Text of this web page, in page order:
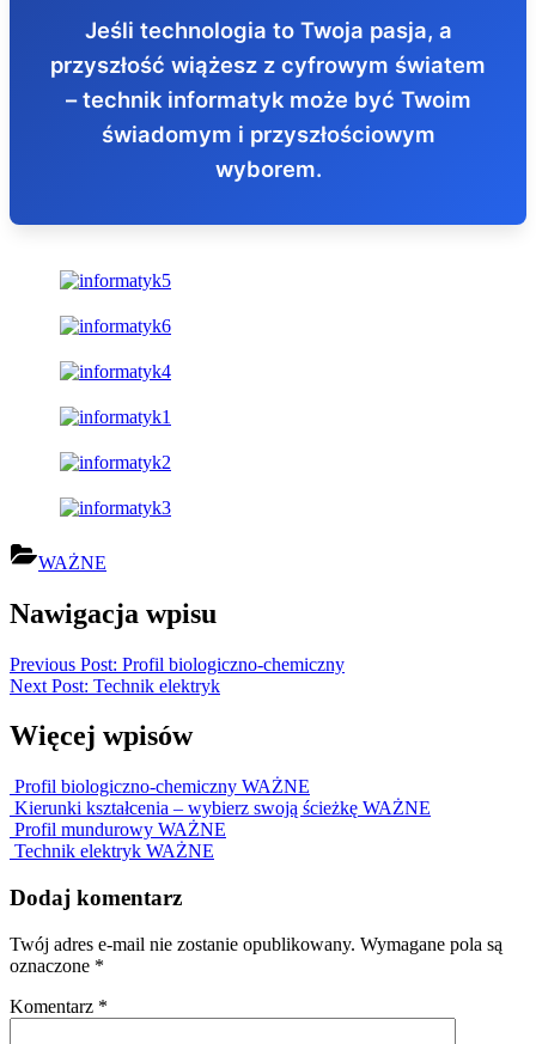
Jeśli technologia to Twoja pasja, a
przyszłość wiążesz z cyfrowym światem
– technik informatyk może być Twoim
świadomym i przyszłościowym
wyborem.
WAŻNE
Nawigacja wpisu
Previous Post: Profil biologiczno-chemiczny
Next Post: Technik elektryk
Więcej wpisów
Profil biologiczno-chemiczny WAŻNE
Kierunki kształcenia – wybierz swoją ścieżkę WAŻNE
Profil mundurowy WAŻNE
Technik elektryk WAŻNE
Dodaj komentarz
Twój adres e-mail nie zostanie opublikowany. Wymagane pola są
oznaczone *
Komentarz *